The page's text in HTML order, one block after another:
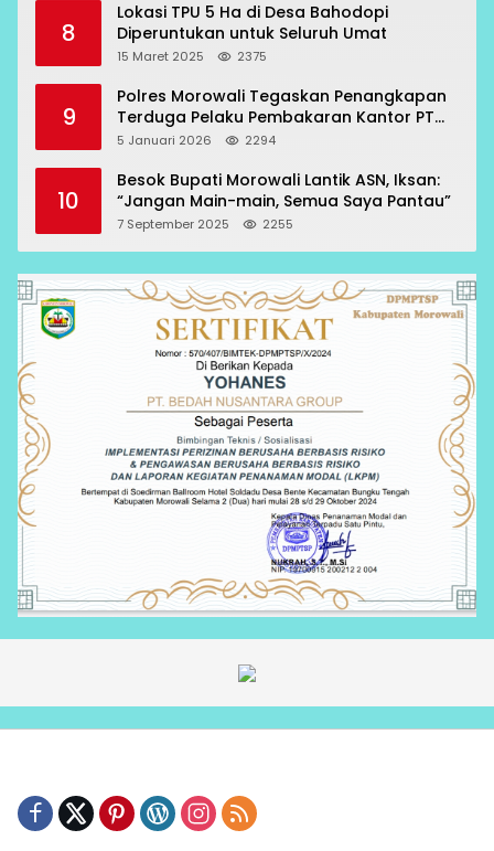
8
Lokasi TPU 5 Ha di Desa Bahodopi
Diperuntukan untuk Seluruh Umat
15 Maret 2025 2375
9
Polres Morowali Tegaskan Penangkapan
Terduga Pelaku Pembakaran Kantor PT
RCP Sesuai Prosedur
5 Januari 2026 2294
10
Besok Bupati Morowali Lantik ASN, Iksan:
“Jangan Main-main, Semua Saya Pantau”
7 September 2025 2255